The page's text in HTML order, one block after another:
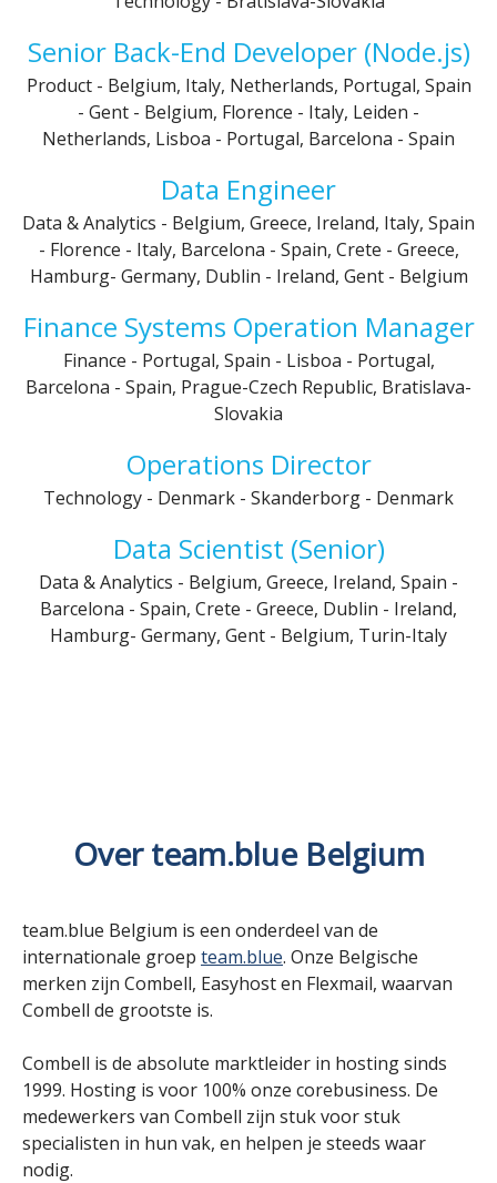
Senior Back-End Developer (Node.js)
Product- Belgium, Italy, Netherlands, Portugal, Spain
- Gent - Belgium, Florence - Italy, Leiden -
Netherlands, Lisboa - Portugal, Barcelona - Spain
Data Engineer
Data & Analytics - Belgium, Greece, Ireland, Italy, Spain
- Florence - Italy, Barcelona - Spain, Crete - Greece,
Hamburg- Germany, Dublin - Ireland, Gent - Belgium
Finance Systems Operation Manager
Finance - Portugal, Spain - Lisboa - Portugal,
Barcelona - Spain, Prague-Czech Republic, Bratislava-
Slovakia
Operations Director
Technology - Denmark - Skanderborg - Denmark
Data Scientist (Senior)
Data & Analytics - Belgium, Greece, Ireland, Spain -
Barcelona - Spain, Crete - Greece, Dublin - Ireland,
Hamburg- Germany, Gent - Belgium, Turin-Italy
Over team.blue Belgium
team.blue Belgium is een onderdeel van de
internationale groep team.blue. Onze Belgische
merken zijn Combell, Easyhost en Flexmail, waarvan
Combell de grootste is.
Combell is de absolute marktleider in hosting sinds
1999. Hosting is voor 100% onze corebusiness. De
medewerkers van Combell zijn stuk voor stuk
specialisten in hun vak, en helpen je steeds waar
nodig.